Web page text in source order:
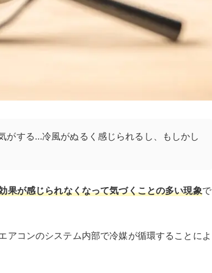
がする…冷風がぬるく感じられるし、もしかし
果が感じられなくなって気づくことの多い現象で
アコンのシステム内部で冷媒が循環することによ